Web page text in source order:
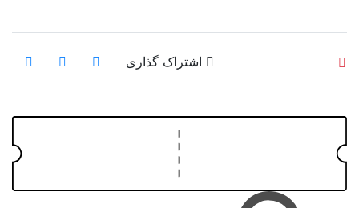
کرمان
کرمانشاه
گلستان
لرستان
اشتراک گذاری